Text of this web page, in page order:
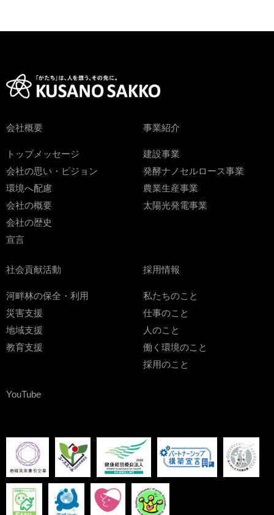
会社概要
トップメッセージ
会社の思い・ビジョン
環境へ配慮
会社の概要
会社の歴史
宣言
事業紹介
建設事業
発酵ナノセルロース事業
農業生産事業
太陽光発電事業
社会貢献活動
河畔林の保全・利用
災害支援
地域支援
教育支援
採用情報
私たちのこと
仕事のこと
人のこと
働く環境のこと
採用のこと
YouTube